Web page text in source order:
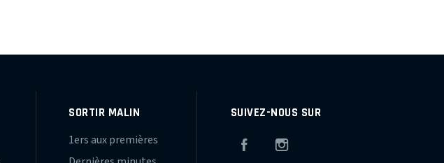
SORTIR MALIN
1ers aux premières
SUIVEZ-NOUS SUR
Facebook